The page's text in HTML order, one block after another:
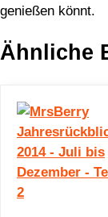
genießen könnt.
Ähnliche